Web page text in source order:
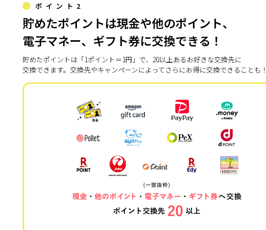
ポイント2
貯めたポイントは現金や他のポイント、
電子マネー、ギフト券に交換できる！
貯めたポイントは「1ポイント＝1円」で、20以上あるお好きな交換先に
交換できます。交換先やキャンペーンによってさらにお得に交換できることも